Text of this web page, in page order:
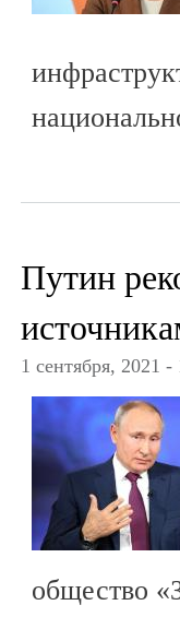
Путин
1 сентября, 2021 -
общество